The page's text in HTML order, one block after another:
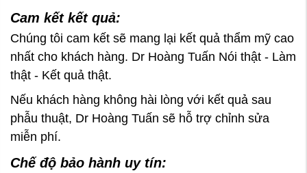
Cam kết kết quả:
Chúng tôi cam kết sẽ mang lại kết quả thẩm mỹ cao
nhất cho khách hàng. Dr Hoàng Tuấn Nói thật - Làm
thật - Kết quả thật.
Nếu khách hàng không hài lòng với kết quả sau
phẫu thuật, Dr Hoàng Tuấn sẽ hỗ trợ chỉnh sửa
miễn phí.
Chế độ bảo hành uy tín: